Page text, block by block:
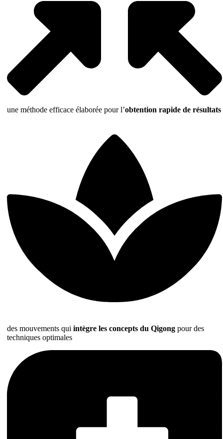
une méthode efficace élaborée pour l’obtention rapide de résultats
des mouvements quiintègre les concepts du Qigong pour des
techniques optimales